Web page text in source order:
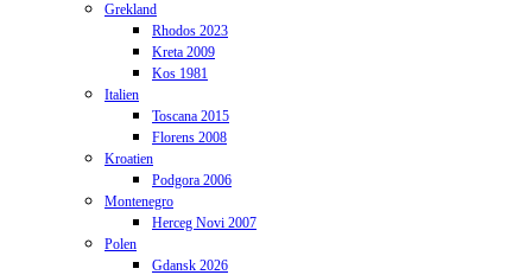
Grekland
Rhodos 2023
Kreta 2009
Kos 1981
Italien
Toscana 2015
Florens 2008
Kroatien
Podgora 2006
Montenegro
Herceg Novi 2007
Polen
Gdansk 2026